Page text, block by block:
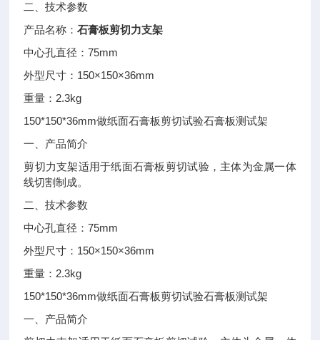
二、技术参数
产品名称：石膏板剪切力支架
中心孔直径：75mm
外型尺寸： 150×150×36mm
重量： 2.3kg
150*150*36mm做纸面石膏板剪切试验石膏板测试架
一、产品简介
剪切力支架适用于纸面石膏板剪切试验，主体为金属一体
线切割制成。
二、技术参数
中心孔直径：75mm
外型尺寸： 150×150×36mm
重量： 2.3kg
150*150*36mm做纸面石膏板剪切试验石膏板测试架
一、产品简介